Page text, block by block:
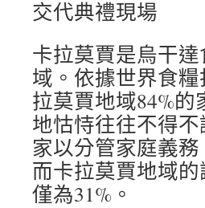
交代典禮現場
卡拉莫賈是烏干
域。依據世界食
拉莫賈地域84%
地怙恃往往不得
家以分管家庭義
而卡拉莫賈地域
僅為31%。